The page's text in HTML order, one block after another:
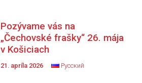
Pozývame vás na
„Čechovské frašky“ 26. mája
v Košiciach
21. apríla 2026 Русский